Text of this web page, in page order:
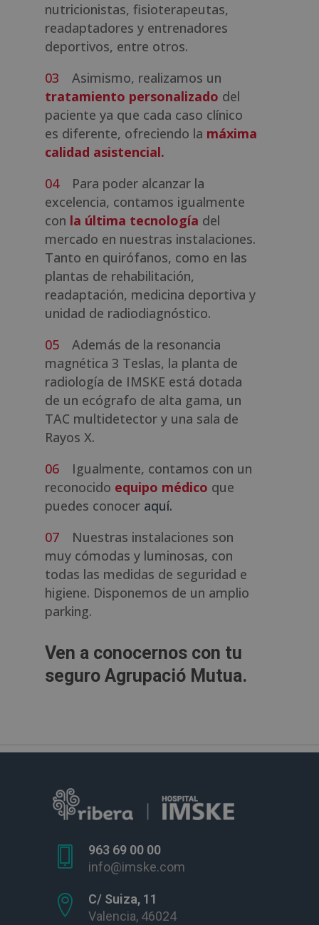
nutricionistas, fisioterapeutas,
readaptadores y entrenadores
deportivos, entre otros.
Asimismo, realizamos un
tratamiento personalizado del
paciente ya que cada caso clínico
es diferente, ofreciendo la máxima
calidad asistencial.
Para poder alcanzar la
excelencia, contamos igualmente
con la última tecnología del
mercado en nuestras instalaciones.
Tanto en quirófanos, como en las
plantas de rehabilitación,
readaptación, medicina deportiva y
unidad de radiodiagnóstico.
Además de la resonancia
magnética 3 Teslas, la planta de
radiología de IMSKE está dotada
de un ecógrafo de alta gama, un
TAC multidetector y una sala de
Rayos X.
Igualmente, contamos con un
reconocido equipo médico que
puedes conocer aquí.
Nuestras instalaciones son
muy cómodas y luminosas, con
todas las medidas de seguridad e
higiene. Disponemos de un amplio
parking.
Ven a conocernos con tu
seguro Agrupació Mutua.
963 69 00 00
info@imske.com
C/ Suiza, 11
Valencia, 46024